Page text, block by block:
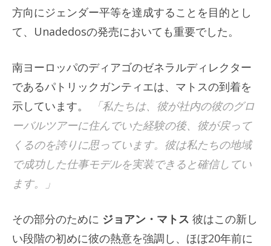
方向にジェンダー平等を達成することを目的とし
て、Unadedosの発売においても重要でした。
南ヨーロッパのディアゴのゼネラルディレクター
であるパトリックガンティエは、マトスの到着を
示しています。
「私たちは、彼が社内の彼のグロ
ーバルツアーに住んでいた経験の後、彼が戻って
くるのを誇りに思っています。彼は私たちの地域
で成功した仕事モデルを実装できると確信してい
ます。」
その部分のために ジョアン・マトス 彼はこの新し
い段階の初めに彼の熱意を強調し、ほぼ20年前に